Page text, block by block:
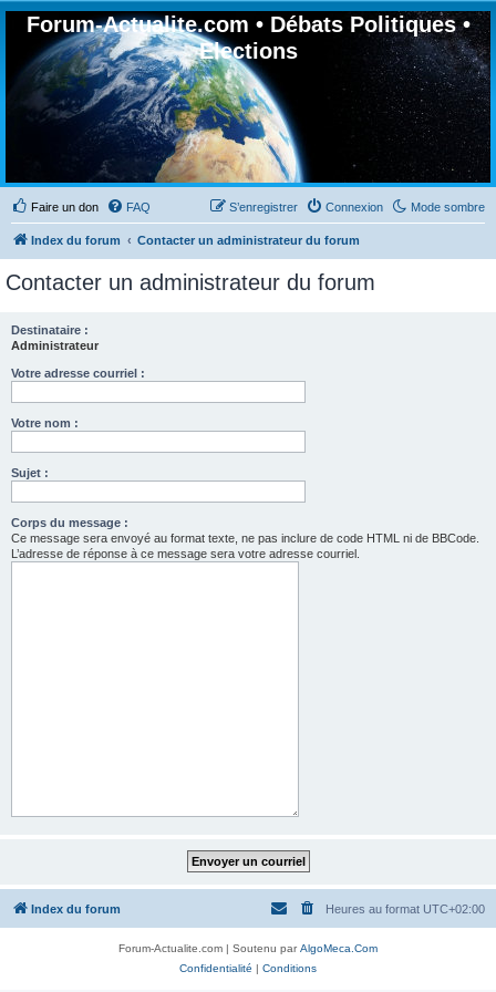
Forum-Actualite.com • Débats Politiques •
Elections
Faire un don Mode sombre
FAQ Connexion
S’enregistrer
Index du forum Contacter un administrateur du forum
Contacter un administrateur du forum
Destinataire :
Administrateur
Votre adresse courriel :
Votre nom :
Sujet :
Corps du message :
Ce message sera envoyé au format texte, ne pas inclure de code HTML ni de BBCode.
L’adresse de réponse à ce message sera votre adresse courriel.
Index du forum Heures au format UTC+02:00
Forum-Actualite.com | Soutenu parAlgoMeca.Com
Confidentialité | Conditions